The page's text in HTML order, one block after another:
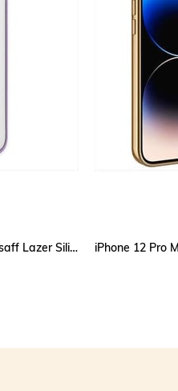
iPhone 13 Pro Max Lüx Magsaff Lazer Silikon Kılıf (Kamera Korumalı)